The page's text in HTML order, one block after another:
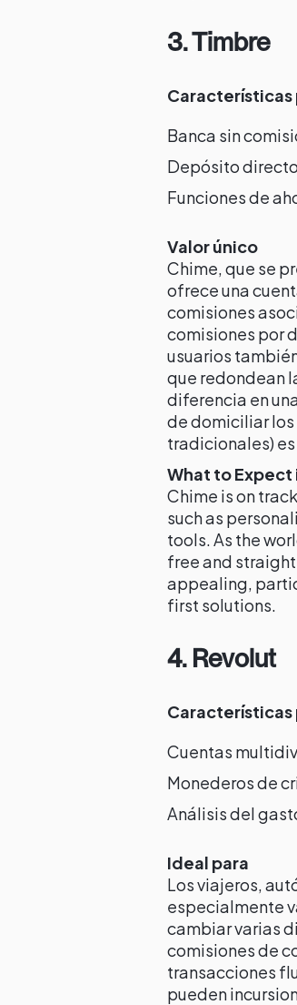
3. Timbre
Banca sin
Depósito
Funciones de
Valor único
Chime, que se
ofrece una
comisiones
comisiones por
usuarios
que redondean
diferencia en
de domiciliar los
tradicionales)
What to Expect
Chime is on
such as
tools. As the
free and
appealing,
first solutions.
4. Revolut
Cuentas
Monederos de
Análisis del
Ideal para
Los viajeros,
especialmente
cambiar varias
comisiones de
transacciones
pueden